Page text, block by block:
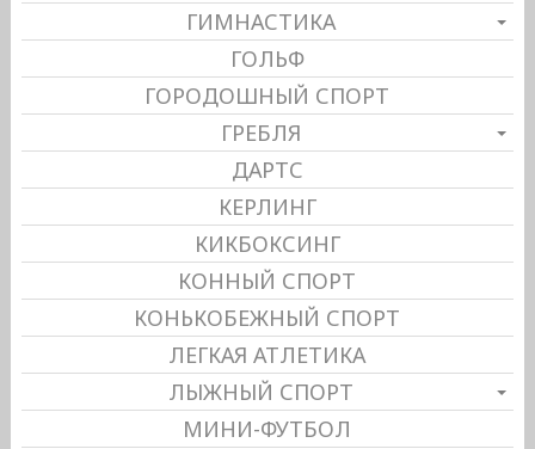
ГИМНАСТИКА
ГОЛЬФ
ГОРОДОШНЫЙ СПОРТ
ГРЕБЛЯ
ДАРТС
КЕРЛИНГ
КИКБОКСИНГ
КОННЫЙ СПОРТ
КОНЬКОБЕЖНЫЙ СПОРТ
ЛЕГКАЯ АТЛЕТИКА
ЛЫЖНЫЙ СПОРТ
МИНИ-ФУТБОЛ